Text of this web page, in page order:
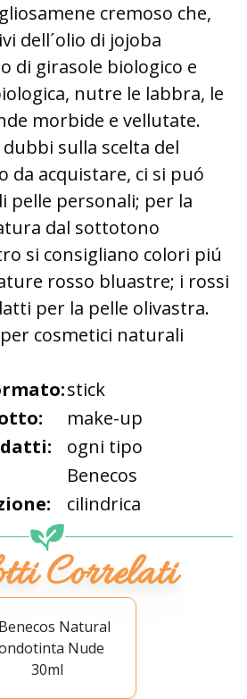
cremoso che,
dell´olio di jojoba
di girasole biologico e
nutre le labbra, le
morbide e vellutate.
dubbi sulla scelta del
da acquistare, ci si puó
pelle personali; per la
dal sottotono
si consigliano colori piú
rosso bluastre; i rossi
per la pelle olivastra.
cosmetici naturali
stick
make-up
ogni tipo
Benecos
cilindrica
Correlati